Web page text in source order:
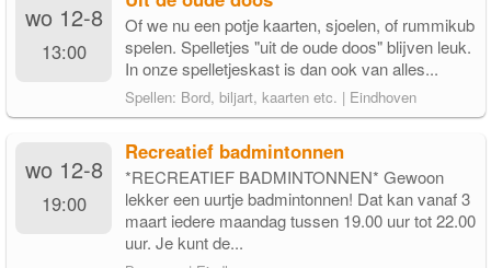
wo 12-8
13:00
Of we nu een potje kaarten, sjoelen, of rummikub
spelen. Spelletjes "uit de oude doos" blijven leuk.
In onze spelletjeskast is dan ook van alles...
Spellen: Bord, biljart, kaarten etc. | Eindhoven
wo 12-8
19:00
Recreatief badmintonnen
*RECREATIEF BADMINTONNEN* Gewoon
lekker een uurtje badmintonnen! Dat kan vanaf 3
maart iedere maandag tussen 19.00 uur tot 22.00
uur. Je kunt de...